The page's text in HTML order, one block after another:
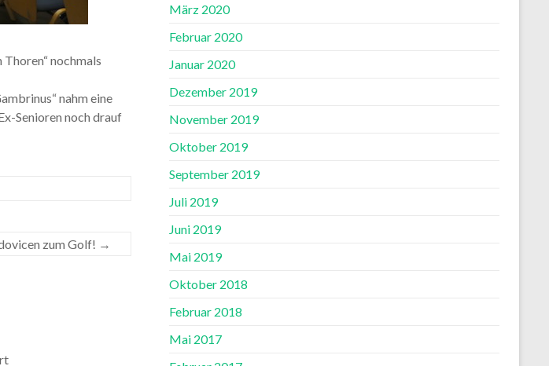
nochmals
nahm eine
Senioren noch drauf
zum Golf! →
März 2020
Februar 2020
Januar 2020
Dezember 2019
November 2019
Oktober 2019
September 2019
Juli 2019
Juni 2019
Mai 2019
Oktober 2018
Februar 2018
Mai 2017